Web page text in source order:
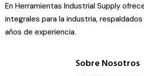
En Herramientas Industrial Supply
integrales para la industria,
años de experiencia.
Sobre Nosotros